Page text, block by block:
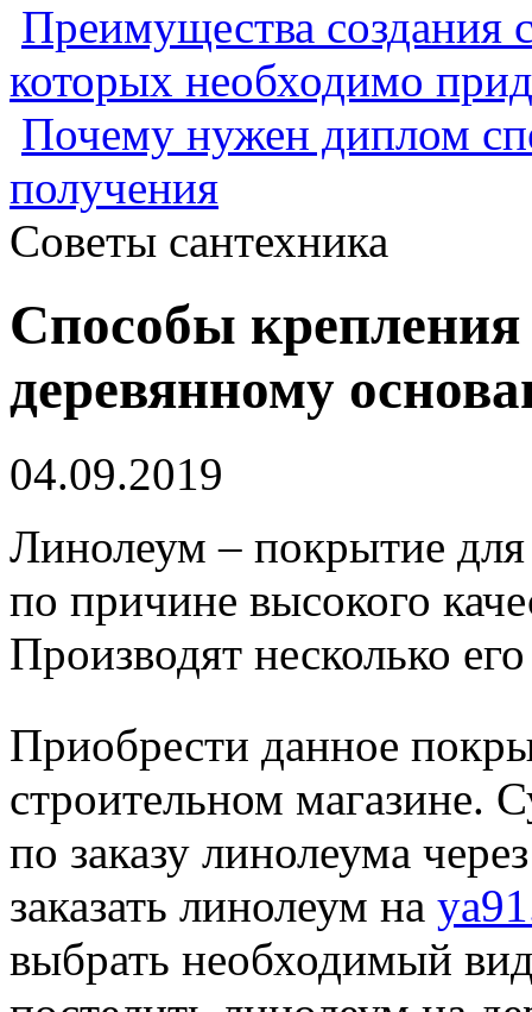
Преимущества создания
которых необходимо
Почему нужен диплом
получения
Советы сантехника
Способы
деревянному
04.09.2019
Линолеум – покрытие
по причине высокого
Производят несколько
Приобрести данное
строительном магазине.
по заказу линолеума
заказать линолеум на
выбрать необходимый